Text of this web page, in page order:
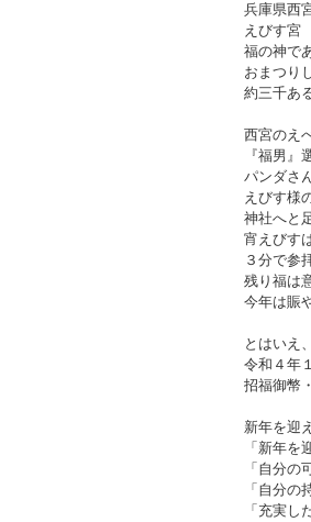
兵庫県西
えびす
福の神で
おまつり
約三千あ
西宮のえ
『福男』
パンダさ
えびす様
神社へと
宵えびす
３分で参
残り福は
今年は賑
とはいえ
令和４年
招福御幣
新年を迎
「新年を
「自分の
「自分の
「充実し